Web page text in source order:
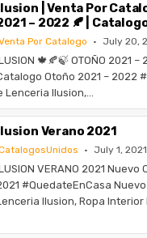
| Venta Por
– 2022 🍂 |
Por Catalogo July 20,
🍁🍂🍃 OTOÑO 2021 –
Otoño 2021 – 2022
Lenceria Ilusion,…
Verano 2021
July 1, 2021
VERANO 2021
#QuedateEnCasa
Ilusion, Ropa Interior